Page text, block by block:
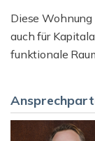
Diese
auch für
funktionale